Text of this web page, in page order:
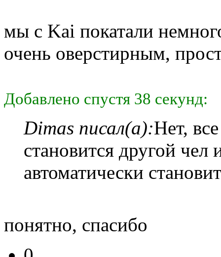
мы с Kai покатали
очень оверстирным,
Добавлено спустя 38 секунд:
Dimas писал(а):Нет,
становится другой
автоматически
понятно, спасибо